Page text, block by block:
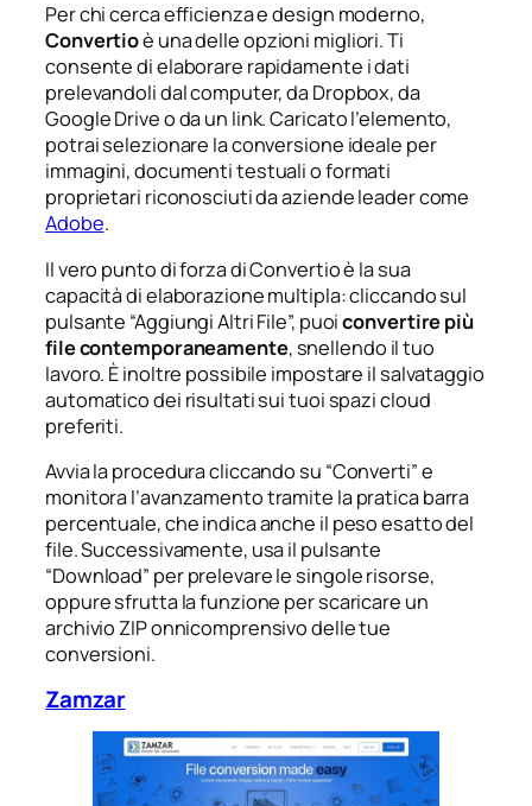
Per chi cerca efficienza e design moderno,
Convertioè una delle opzioni migliori. Ti
consente di elaborare rapidamente i dati
prelevandoli dal computer, da Dropbox, da
Google Drive o da un link. Caricato l’elemento,
potrai selezionare la conversione ideale per
immagini, documenti testuali o formati
proprietari riconosciuti da aziende leader come
Adobe.
Il vero punto di forza di Convertio è la sua
capacità di elaborazione multipla: cliccando sul
pulsante “Aggiungi Altri File”, puoiconvertire più
file contemporaneamente, snellendo il tuo
lavoro. È inoltre possibile impostare il salvataggio
automatico dei risultati sui tuoi spazi cloud
preferiti.
Avvia la procedura cliccando su “Converti” e
monitora l’avanzamento tramite la pratica barra
percentuale, che indica anche il peso esatto del
file. Successivamente, usa il pulsante
“Download” per prelevare le singole risorse,
oppure sfrutta la funzione per scaricare un
archivio ZIP onnicomprensivo delle tue
conversioni.
Zamzar